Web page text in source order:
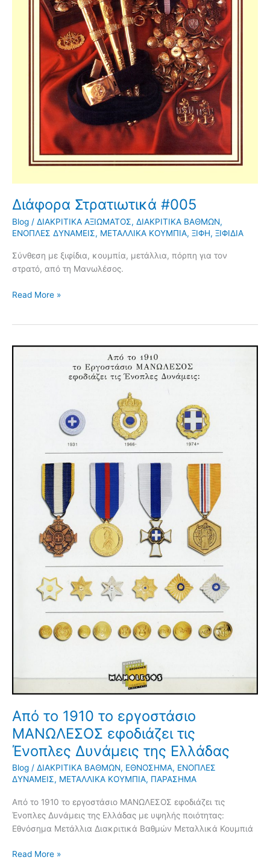
Διάφορα Στρατιωτικά #005
Blog / ΔΙΑΚΡΙΤΙΚΑ ΑΞΙΩΜΑΤΟΣ, ΔΙΑΚΡΙΤΙΚΑ ΒΑΘΜΩΝ,
ΕΝΟΠΛΕΣ ΔΥΝΑΜΕΙΣ, ΜΕΤΑΛΛΙΚΑ ΚΟΥΜΠΙΑ, ΞΙΦΗ, ΞΙΦΙΔΙΑ
Σύνθεση με ξιφίδια, κουμπία, μετάλλια, πόρπη για τον
στρατό, από τη Μανωλέσος.
Read More »
Από το 1910 το εργοστάσιο
ΜΑΝΩΛΕΣΟΣ εφοδιάζει τις
Ένοπλες Δυνάμεις της Ελλάδας
Blog / ΔΙΑΚΡΙΤΙΚΑ ΒΑΘΜΩΝ, ΕΘΝΟΣΗΜΑ, ΕΝΟΠΛΕΣ
ΔΥΝΑΜΕΙΣ, ΜΕΤΑΛΛΙΚΑ ΚΟΥΜΠΙΑ, ΠΑΡΑΣΗΜΑ
Από το 1910 το εργοστάσιο ΜΑΝΩΛΕΣΟΣ εφοδιάζει τις
Ένοπλες Δυνάμεις της Ελλάδας με υψηλής ποιότητας:
Εθνόσημα Μετάλλια Διακριτικά Βαθμών Μεταλλικά Κουμπιά
ΜΑΝΩΛΕΣΟΣ
Δυνάμεις
Ελλάδας
Read More »